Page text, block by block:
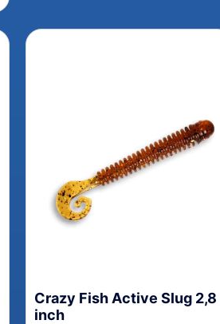
Crazy Fish Active Slug 2,8
inch